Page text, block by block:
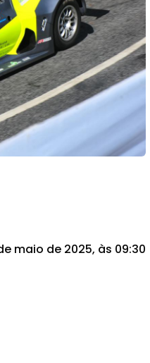
maio de 2025, às 09:30